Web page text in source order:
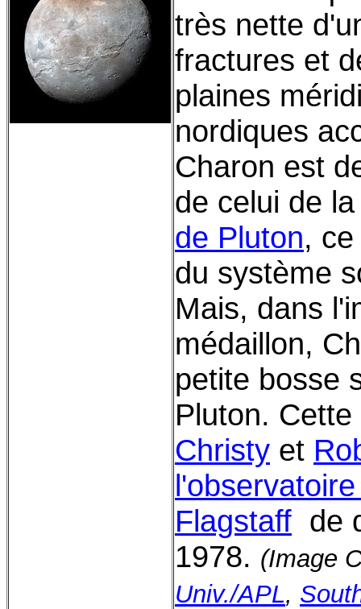
très nette
fractures et
plaines
nordiques
Charon est
de celui de
de Pluton,
du système
Mais, dans
médaillon,
petite bosse
Pluton.
Christy et
Flagstaff de
1978. (Image
Univ./APL,